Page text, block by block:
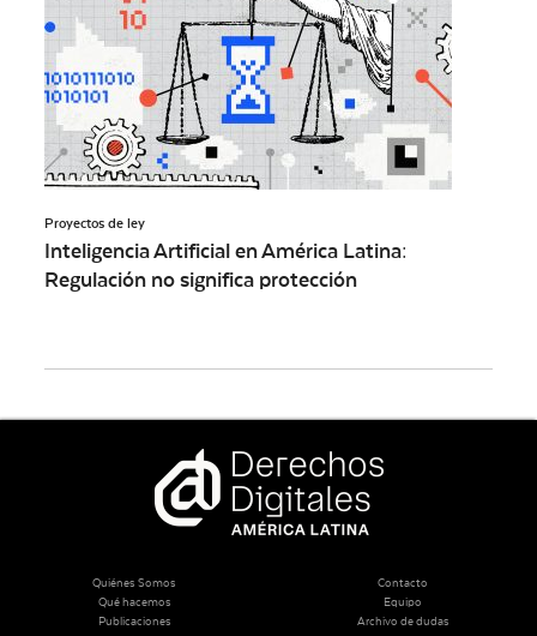
Proyectos de ley
Inteligencia Artificial en América Latina:
Regulación no significa protección
Quiénes Somos
Qué hacemos
Publicaciones
Contacto
Equipo
Archivo de dudas